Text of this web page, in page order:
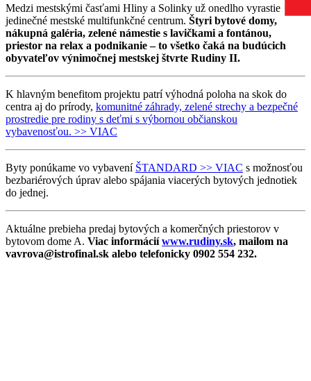
Medzi mestskými časťami Hliny a Solinky už onedlho vyrastie
jedinečné mestské multifunkčné centrum. Štyri bytové domy,
nákupná galéria, zelené námestie s lavičkami a fontánou,
priestor na relax a podnikanie – to všetko čaká na budúcich
obyvateľov výnimočnej mestskej štvrte Rudiny II.
K hlavným benefitom projektu patrí výhodná poloha na skok do
centra aj do prírody, komunitné záhrady, zelené strechy a bezpečné
prostredie pre rodiny s deťmi s výbornou občianskou
vybavenosťou. >> VIAC
Byty ponúkame vo vybavení ŠTANDARD >> VIAC s možnosťou
bezbariérových úprav alebo spájania viacerých bytových jednotiek
do jednej.
Aktuálne prebieha predaj bytových a komerčných priestorov v
bytovom dome A. Viac informáciíwww.rudiny.sk, mailom na
vavrova@istrofinal.sk alebo telefonicky 0902 554 232.